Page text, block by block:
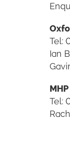
Tel:
Ian
Tel: